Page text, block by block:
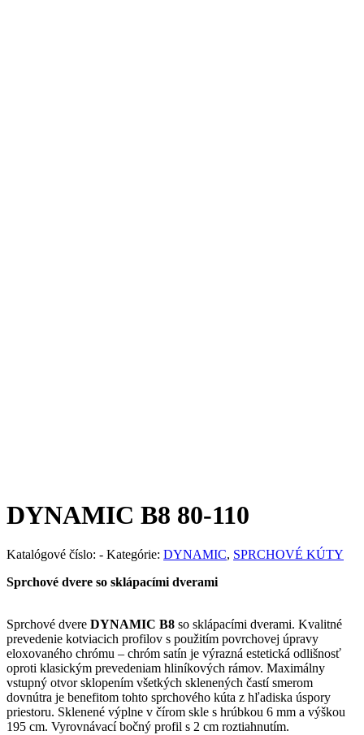
DYNAMIC B8 80-110
Katalógové číslo: - Kategórie: DYNAMIC, SPRCHOVÉ KÚTY
Sprchové dvere so sklápacími dverami
Sprchové dvere DYNAMIC B8 so sklápacími dverami. Kvalitné
prevedenie kotviacich profilov s použitím povrchovej úpravy
eloxovaného chrómu – chróm satín je výrazná estetická odlišnosť
oproti klasickým prevedeniam hliníkových rámov. Maximálny
vstupný otvor sklopením všetkých sklenených častí smerom
dovnútra je benefitom tohto sprchového kúta z hľadiska úspory
priestoru. Sklenené výplne v čírom skle s hrúbkou 6 mm a výškou
195 cm. Vyrovnávací bočný profil s 2 cm roztiahnutím.